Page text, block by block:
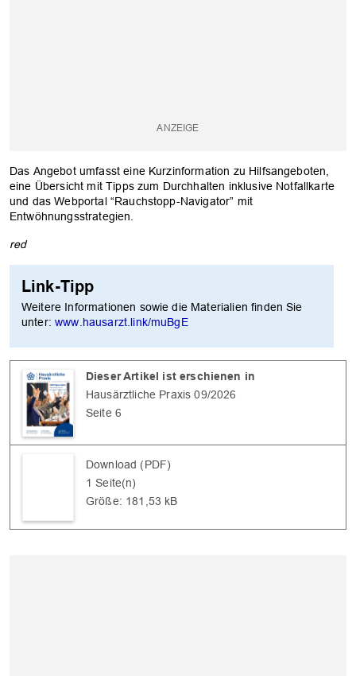
Das Angebot umfasst eine Kurzinformation zu Hilfsangeboten,
eine Übersicht mit Tipps zum Durchhalten inklusive Notfallkarte
und das Webportal “Rauchstopp-Navigator” mit
Entwöhnungsstrategien.
red
Link-Tipp
Weitere Informationen sowie die Materialien finden Sie
unter:www.hausarzt.link/muBgE
Dieser Artikel ist erschienen in
Hausärztliche Praxis 09/2026
Seite 6
Download (PDF)
1 Seite(n)
Größe: 181,53 kB